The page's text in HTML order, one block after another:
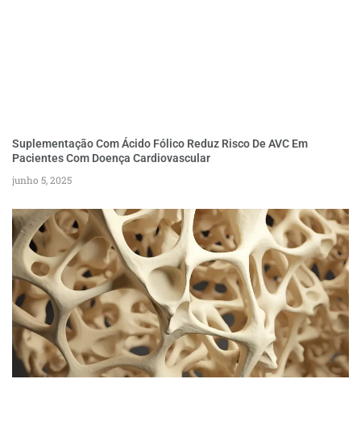
Suplementação Com Ácido Fólico Reduz Risco De AVC Em
Pacientes Com Doença Cardiovascular
junho 5, 2025